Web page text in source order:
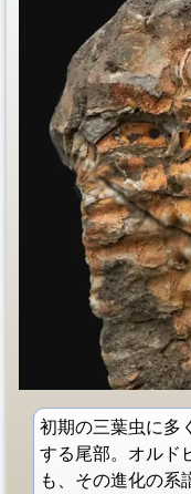
初期の三葉虫に多
する尾部。オルド
も、その進化の系